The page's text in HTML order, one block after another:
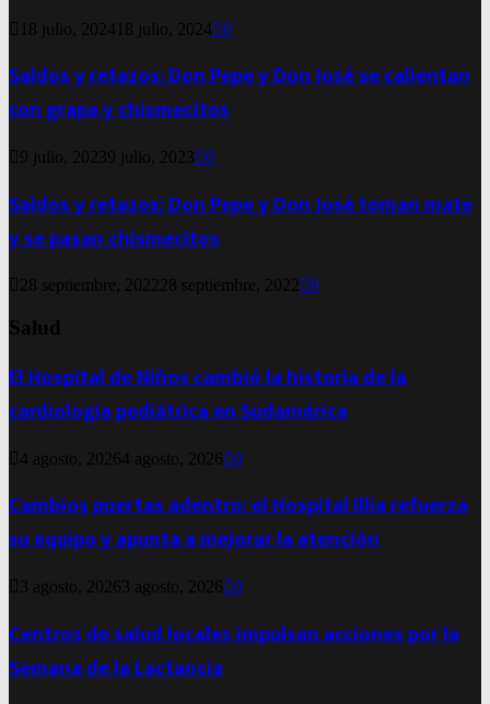
18 julio, 2024 18 julio, 2024 0
Saldos y retazos: Don Pepe y Don José se calientan
con grapa y chismecitos
9 julio, 20239 julio, 2023 0
Saldos y retazos: Don Pepe y Don José toman mate
y se pasan chismecitos
28 septiembre, 202228 septiembre, 2022 0
Salud
El Hospital de Niños cambió la historia de la
cardiología pediátrica en Sudamérica
4 agosto, 20264 agosto, 2026 0
Cambios puertas adentro: el Hospital Illia refuerza
su equipo y apunta a mejorar la atención
3 agosto, 2026 3 agosto, 2026 0
Centros de salud locales impulsan acciones por la
Semana de la Lactancia